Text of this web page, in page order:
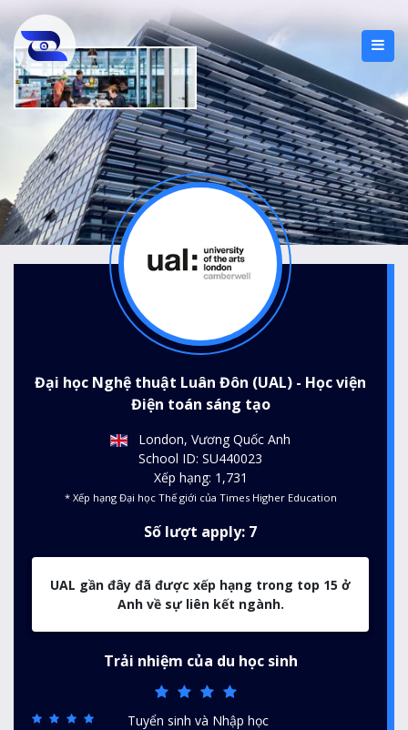
Đại học Nghệ thuật Luân Đôn (UAL) - Học viện
Điện toán sáng tạo
London, Vương Quốc Anh
School ID: SU440023
Xếp hạng: 1,731
* Xếp hạng Đại học Thế giới của Times Higher Education
Số lượt apply: 7
UAL gần đây đã được xếp hạng trong top 15 ở
Anh về sự liên kết ngành.
Trải nhiệm của du học sinh
Tuyển sinh và Nhập học